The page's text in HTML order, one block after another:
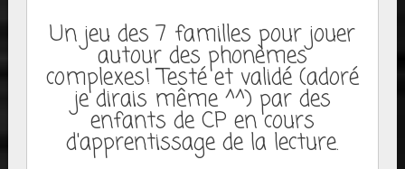
Un jeu des 7 familles pour jouer
autour des phonèmes
complexes! Testé et validé (adoré
je dirais même ^^) par des
enfants de CP en cours
d'apprentissage de la lecture.